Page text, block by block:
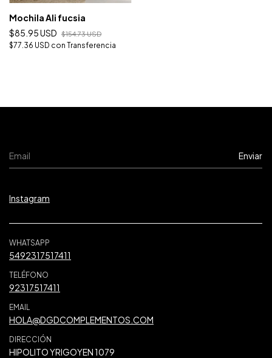
Mochila Ali fucsia
$85.95 USD
$154.73 USD
$77.36 USD con Transferencia
Instagram
WHATSAPP
5492317517411
TELÉFONO
92317517411
EMAIL
HOLA@DGDCOMPLEMENTOS.COM
DIRECCIÓN
HIPOLITO YRIGOYEN 1079